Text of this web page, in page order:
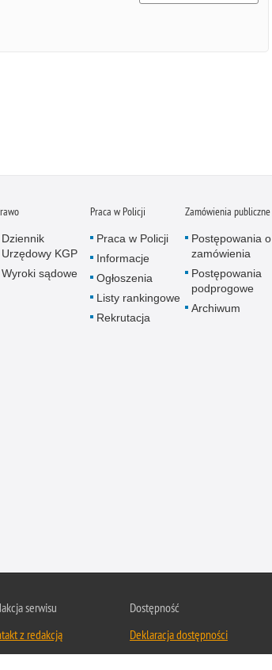
Dziennik
Urzędowy KGP
Wyroki sądowe
Praca w Policji
Praca w Policji
Informacje
Ogłoszenia
Listy rankingowe
Rekrutacja
Zamówienia publiczne
Postępowania o
zamówienia
Postępowania
podprogowe
Archiwum
serwisu
z redakcją
Dostępność
Deklaracja dostępności